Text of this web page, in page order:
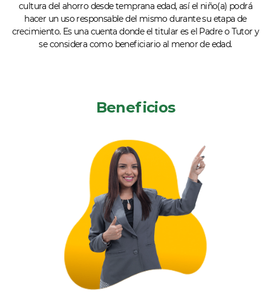
cultura del ahorro desde temprana edad, así el niño(a) podrá
hacer un uso responsable del mismo durante su etapa de
crecimiento. Es una cuenta donde el titular es el Padre o Tutor y
se considera como beneficiario al menor de edad.
Beneficios